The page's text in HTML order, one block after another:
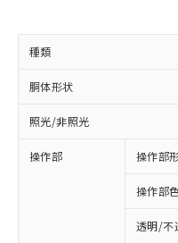
種類
胴体形状
照光/非照光
操作部 操作部
操作部
透明/不